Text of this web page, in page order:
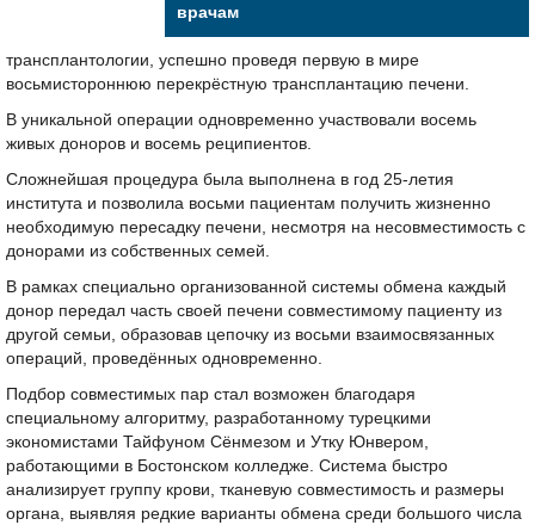
врачам
трансплантологии, успешно проведя первую в мире
восьмистороннюю перекрёстную трансплантацию печени.
В уникальной операции одновременно участвовали восемь
живых доноров и восемь реципиентов.
Сложнейшая процедура была выполнена в год 25-летия
института и позволила восьми пациентам получить жизненно
необходимую пересадку печени, несмотря на несовместимость с
донорами из собственных семей.
В рамках специально организованной системы обмена каждый
донор передал часть своей печени совместимому пациенту из
другой семьи, образовав цепочку из восьми взаимосвязанных
операций, проведённых одновременно.
Подбор совместимых пар стал возможен благодаря
специальному алгоритму, разработанному турецкими
экономистами Тайфуном Сёнмезом и Утку Юнвером,
работающими в Бостонском колледже. Система быстро
анализирует группу крови, тканевую совместимость и размеры
органа, выявляя редкие варианты обмена среди большого числа